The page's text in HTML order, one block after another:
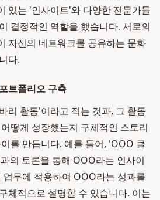
있는 '인사이트'와 다양한 전문가들
결정적인 역할을 했습니다. 서로의
자신의 네트워크를 공유하는 문화
다.
트폴리오 구축
리 활동'이라고 적는 것과, 그 활동
떻게 성장했는지 구체적인 스토리
를 만듭니다. 예를 들어, 'OOO 클
의 토론을 통해 OOO라는 인사이
업무에 적용하여 OOO라는 성과를
체적으로 설명할 수 있습니다. 이는